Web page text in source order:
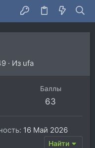
· Из ufa
Баллы
63
16 Май 2026
Найти